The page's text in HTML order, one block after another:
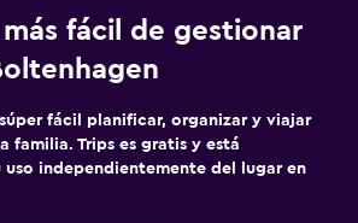
fácil de gestionar
fácil planificar, organizar y viajar
familia. Trips es gratis y está
uso independientemente del lugar en